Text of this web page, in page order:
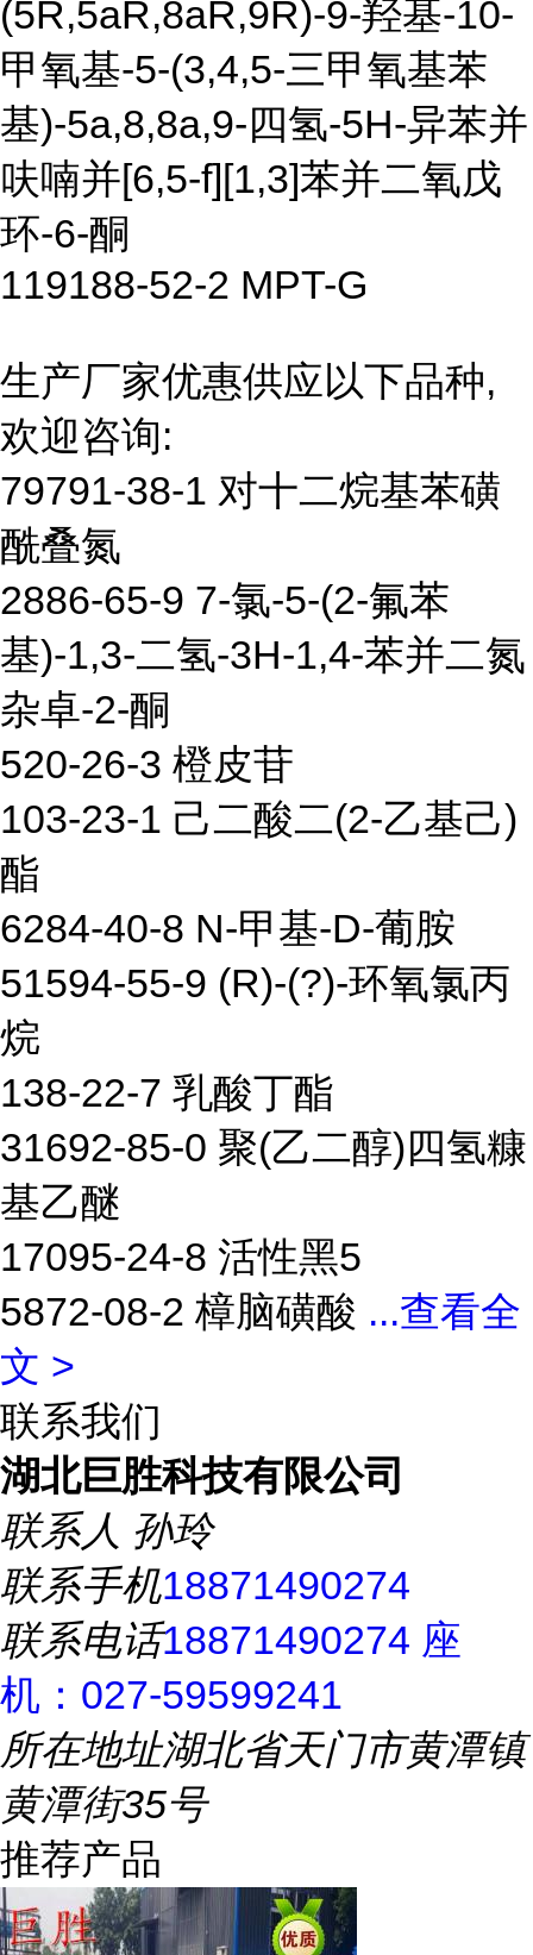
(5R,5aR,8aR,9R)-9-羟基-10-
甲氧基-5-(3,4,5-三甲氧基苯
基)-5a,8,8a,9-四氢-5H-异苯并
呋喃并[6,5-f][1,3]苯并二氧戊
环-6-酮
119188-52-2 MPT-G
生产厂家优惠供应以下品种,
欢迎咨询:
79791-38-1 对十二烷基苯磺
酰叠氮
2886-65-9 7-氯-5-(2-氟苯
基)-1,3-二氢-3H-1,4-苯并二氮
杂卓-2-酮
520-26-3 橙皮苷
103-23-1 己二酸二(2-乙基己)
酯
6284-40-8 N-甲基-D-葡胺
51594-55-9 (R)-(?)-环氧氯丙
烷
138-22-7 乳酸丁酯
31692-85-0 聚(乙二醇)四氢糠
基乙醚
17095-24-8 活性黑5
5872-08-2 樟脑磺酸 ...查看全
文 >
联系我们
湖北巨胜科技有限公司
联系人 孙玲
联系手机18871490274
联系电话18871490274 座
机：027-59599241
所在地址湖北省天门市黄潭镇
黄潭街35号
推荐产品